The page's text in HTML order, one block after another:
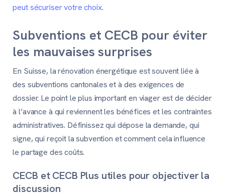
peut sécuriser votre choix.
Subventions et CECB pour éviter
les mauvaises surprises
En Suisse, la rénovation énergétique est souvent liée à
des subventions cantonales et à des exigences de
dossier. Le point le plus important en viager est de décider
à l’avance à qui reviennent les bénéfices et les contraintes
administratives. Définissez qui dépose la demande, qui
signe, qui reçoit la subvention et comment cela influence
le partage des coûts.
CECB et CECB Plus utiles pour objectiver la
discussion